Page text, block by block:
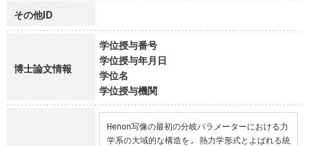
その他ID
博士論文情報
学位授与番号
学位授与年月日
学位名
学位授与機関
Henon写像の最初の分岐パラメーターにおける力
学系の大域的な構造を, 熱力学形式とよばれる統